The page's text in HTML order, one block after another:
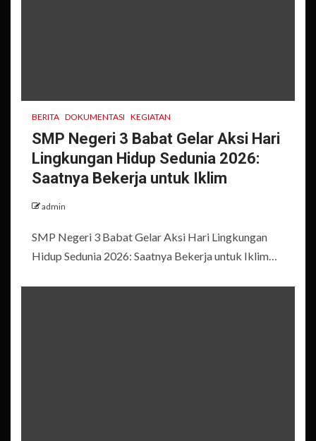
BERITA DOKUMENTASI KEGIATAN
SMP Negeri 3 Babat Gelar Aksi Hari
Lingkungan Hidup Sedunia 2026:
Saatnya Bekerja untuk Iklim
admin
SMP Negeri 3 Babat Gelar Aksi Hari Lingkungan
Hidup Sedunia 2026: Saatnya Bekerja untuk Iklim…